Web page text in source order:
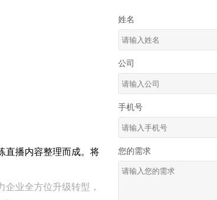
直播内容整理而成。将
业全方位升级转型，
姓名
公司
手机号
您的需求